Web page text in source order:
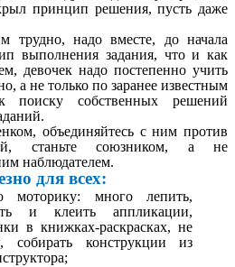
принцип решения, пусть даже
надо вместе, до начала
выполнения задания, что и как
девочек надо постепенно учить
а не только по заранее известным
поиску собственных решений
объединяйтесь с ним против
станьте союзником, а не
наблюдателем.
для всех:
моторику: много лепить,
и клеить аппликации,
в книжках-раскрасках, не
собирать конструкции из